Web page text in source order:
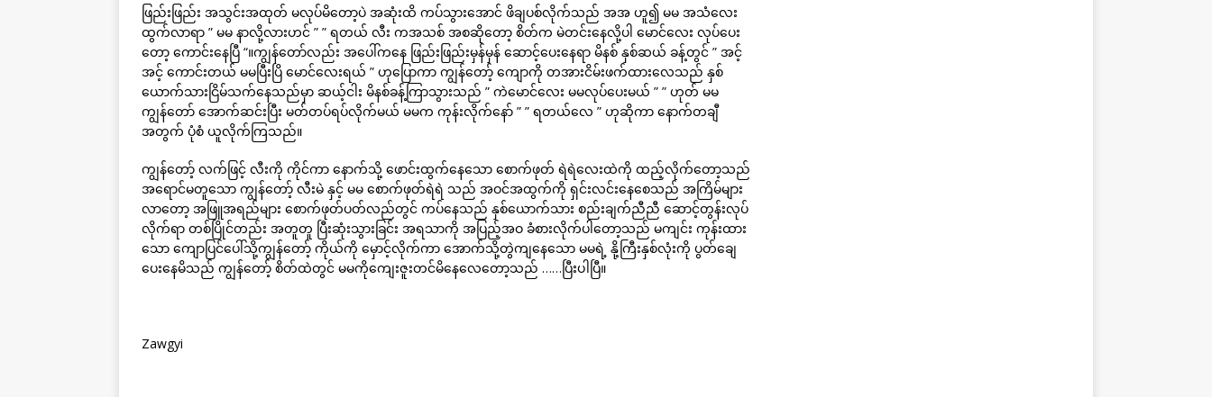
ဖြည်းဖြည်း အသွင်းအထုတ် မလုပ်မိတော့ပဲ အဆုံးထိ ကပ်သွားအောင် ဖိချပစ်လိုက်သည် အအ ဟူ၍ မမ အသံလေး
ထွက်လာရာ ” မမ နာလို့လားဟင် ” ” ရတယ် လီး ကအသစ် အစဆိုတော့ စိတ်က မဲတင်းနေလို့ပါ မောင်လေး လုပ်ပေး
တော့ ကောင်းနေပြီ “။ကျွန်တော်လည်း အပေါ်ကနေ ဖြည်းဖြည်းမှန်မှန် ဆောင့်ပေးနေရာ မိနစ် နှစ်ဆယ် ခန့်တွင် ” အင့်
အင့် ကောင်းတယ် မမပြီးပြိ မောင်လေးရယ် ” ဟုပြောကာ ကျွန်တော့် ကျောကို တအားငိမ်းဖက်ထားလေသည် နှစ်
ယောက်သားငြိမ်သက်နေသည်မှာ ဆယ့်ငါး မိနစ်ခန့်ကြာသွားသည် ” ကဲမောင်လေး မမလုပ်ပေးမယ် ” ” ဟုတ် မမ
ကျွန်တော် အောက်ဆင်းပြီး မတ်တပ်ရပ်လိုက်မယ် မမက ကုန်းလိုက်နော် ” ” ရတယ်လေ ” ဟုဆိုကာ နောက်တချီ
အတွက် ပုံစံ ယူလိုက်ကြသည်။
ကျွန်တော့် လက်ဖြင့် လီးကို ကိုင်ကာ နောက်သို့ ဖောင်းထွက်နေသော စောက်ဖုတ် ရဲရဲလေးထဲကို ထည့်လိုက်တော့သည်
အရောင်မတူသော ကျွန်တော့် လီးမဲ နှင့် မမ စောက်ဖုတ်ရဲရဲ သည် အဝင်အထွက်ကို ရှင်းလင်းနေစေသည် အကြိမ်များ
လာတော့ အဖြူအရည်များ စောက်ဖုတ်ပတ်လည်တွင် ကပ်နေသည် နှစ်ယောက်သား စည်းချက်ညီညီ ဆောင့်တွန်းလုပ်
လိုက်ရာ တစ်ပြိုင်တည်း အတူတူ ပြီးဆုံးသွားခြင်း အရသာကို အပြည့်အဝ ခံစားလိုက်ပါတော့သည် မကျင်း ကုန်းထား
သော ကျောပြင်ပေါ်သို့ကျွန်တော့် ကိုယ်ကို မှောင့်လိုက်ကာ အောက်သို့တွဲကျနေသော မမရဲ့ နို့ကြီးနှစ်လုံးကို ပွတ်ချေ
ပေးနေမိသည် ကျွန်တော့် စိတ်ထဲတွင် မမကိုကျေးဇူးတင်မိနေလေတော့သည် ……ပြီးပါပြီ။
Zawgyi